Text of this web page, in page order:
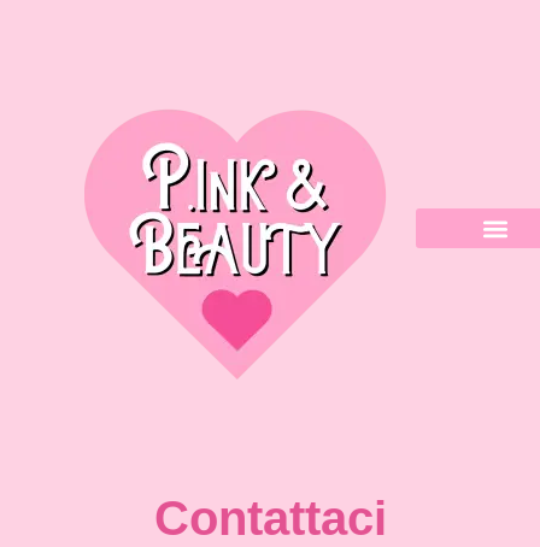
Contattaci